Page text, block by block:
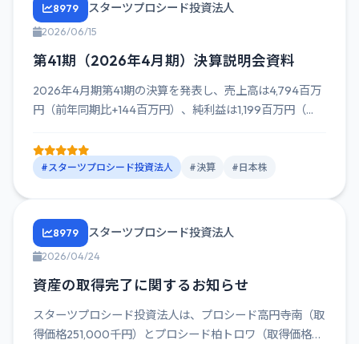
8979 スターツプロシード投資法人
2026/06/15
第41期（2026年4月期）決算説明会資料
2026年4月期第41期の決算を発表し、売上高は4,794百万
円（前年同期比+144百万円）、純利益は1,199百万円（...
#スターツプロシード投資法人 #決算 #日本株
8979 スターツプロシード投資法人
2026/04/24
資産の取得完了に関するお知らせ
スターツプロシード投資法人は、プロシード高円寺南（取
得価格251,000千円）とプロシード柏トロワ（取得価格